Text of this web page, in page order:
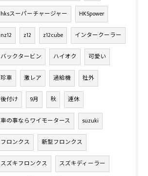
hksスーパーチャージャー HKSpower
nz12 z12 z12cube インタークーラー
バックタービン ハイオク 可愛い
珍車 激レア 過給機 社外
後付け 9月 秋 連休
車の事ならワイモータース suzuki
フロンクス 新型フロンクス
スズキフロンクス スズキディーラー